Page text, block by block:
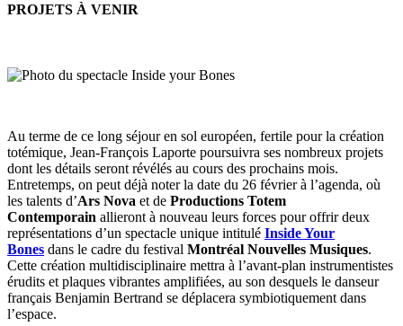
PROJETS À VENIR
Au terme de ce long séjour en sol européen, fertile pour la création
totémique, Jean-François Laporte poursuivra ses nombreux projets
dont les détails seront révélés au cours des prochains mois.
Entretemps, on peut déjà noter la date du 26 février à l’agenda, où
les talents d’Ars Nova et de Productions Totem
Contemporain allieront à nouveau leurs forces pour offrir deux
représentations d’un spectacle unique intitulé Inside Your
Bones dans le cadre du festival Montréal Nouvelles Musiques.
Cette création multidisciplinaire mettra à l’avant-plan instrumentistes
érudits et plaques vibrantes amplifiées, au son desquels le danseur
français Benjamin Bertrand se déplacera symbiotiquement dans
l’espace.